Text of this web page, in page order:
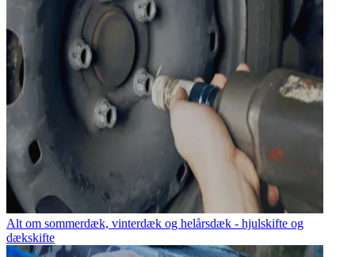
Alt om sommerdæk, vinterdæk og helårsdæk - hjulskifte og
dækskifte